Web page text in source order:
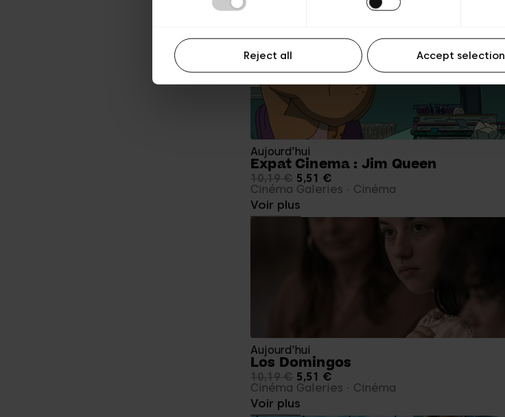
Reject all Accept selection
Aujourd'hui
Expat Cinema : Jim Queen
10,19 € 5,51 €
Cinéma Galeries
Cinéma
Voir plus
Aujourd'hui
Los Domingos
10,19 € 5,51 €
Cinéma Galeries
Cinéma
Voir plus